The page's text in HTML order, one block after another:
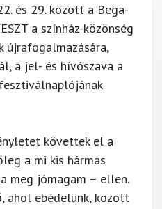
és 29. között a Bega-
a színház-közönség
újrafogalmazására,
a jel- és hívószava a
követtek el a
a mi kis hármas
meg jómagam – ellen.
ahol ebédelünk, között